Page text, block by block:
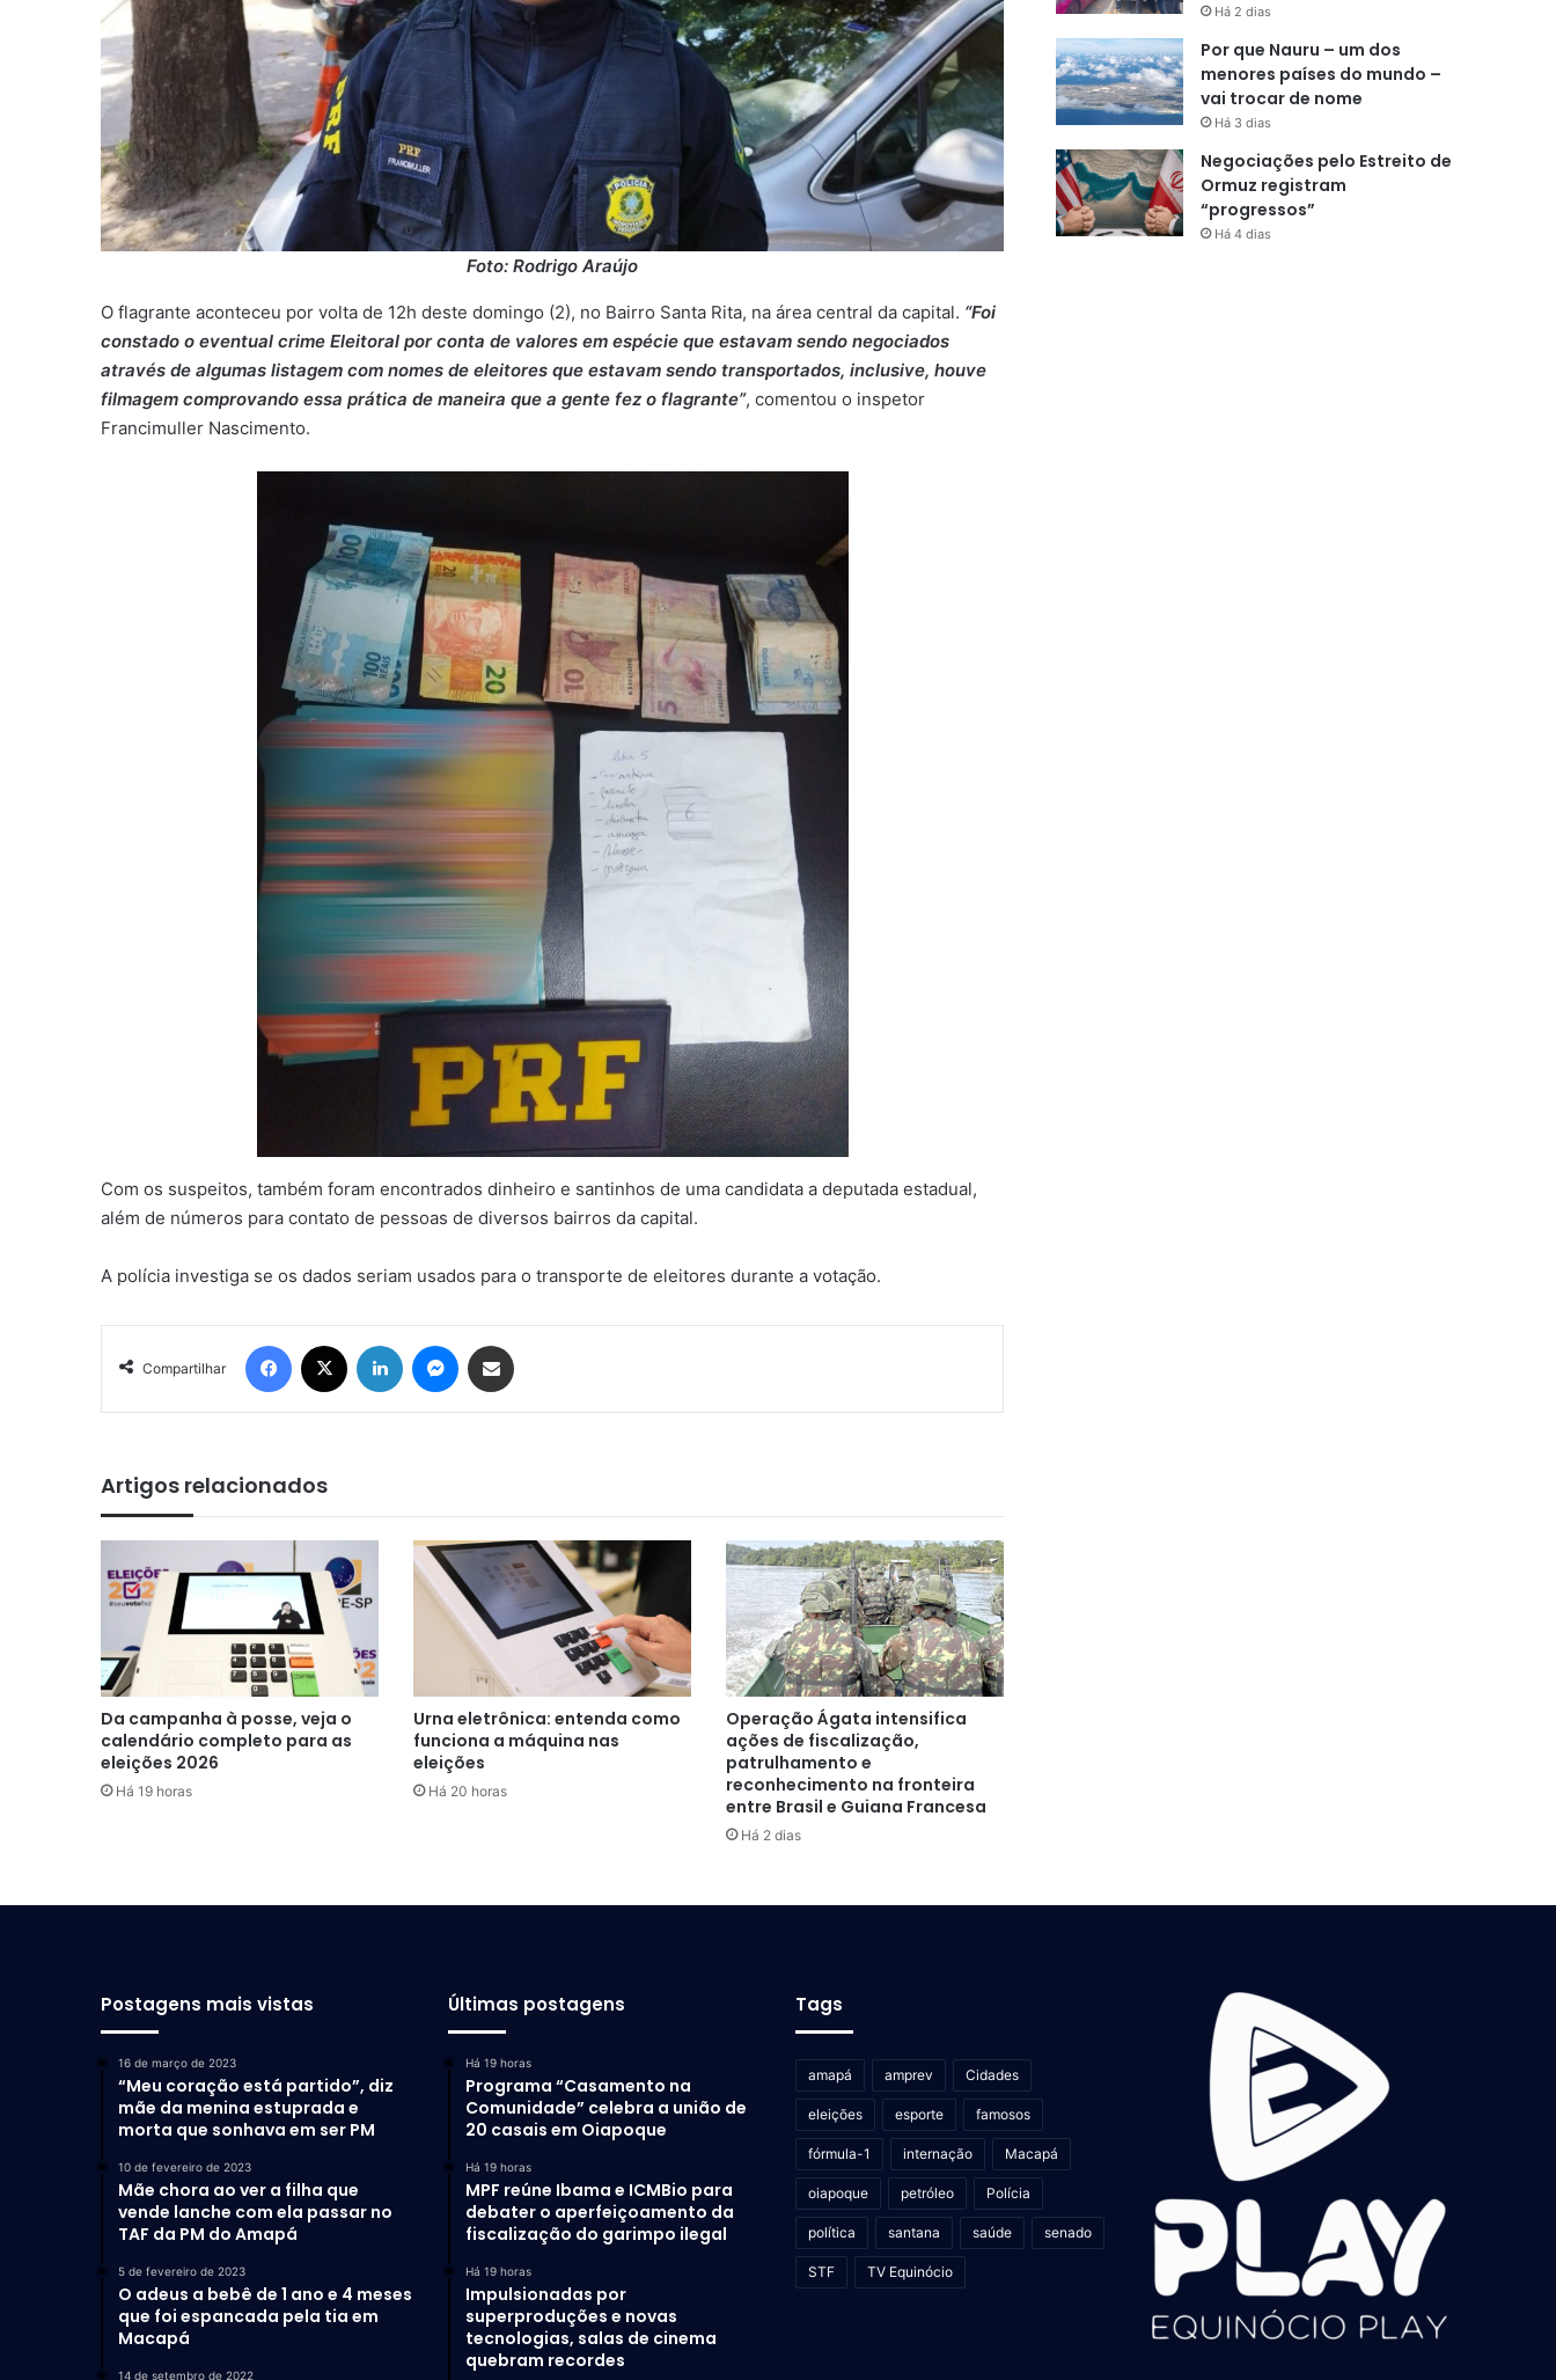
Foto: Rodrigo Araújo
O flagrante aconteceu por volta de 12h deste domingo (2), no Bairro Santa Rita, na área central da capital. “Foi
constado o eventual crime Eleitoral por conta de valores em espécie que estavam sendo negociados
através de algumas listagem com nomes de eleitores que estavam sendo transportados, inclusive, houve
filmagem comprovando essa prática de maneira que a gente fez o flagrante”, comentou o inspetor
Francimuller Nascimento.
Com os suspeitos, também foram encontrados dinheiro e santinhos de uma candidata a deputada estadual,
além de números para contato de pessoas de diversos bairros da capital.
A polícia investiga se os dados seriam usados para o transporte de eleitores durante a votação.
Compartilhar
Facebook Linkedin Messenger
Artigos relacionados
Da campanha à posse, veja o
calendário completo para as
eleições 2026
Há 19 horas
Urna eletrônica: entenda como
funciona a máquina nas
eleições
Há 20 horas
Operação Ágata intensifica
ações de fiscalização,
patrulhamento e
reconhecimento na fronteira
entre Brasil e Guiana Francesa
Há 2 dias
Há 2 dias
Por que Nauru – um dos
menores países do mundo –
vai trocar de nome
Há 3 dias
Negociações pelo Estreito de
Ormuz registram
“progressos”
Há 4 dias
Postagens mais vistas
16 de março de 2023
“Meu coração está partido”, diz
mãe da menina estuprada e
morta que sonhava em ser PM
10 de fevereiro de 2023
Mãe chora ao ver a filha que
vende lanche com ela passar no
TAF da PM do Amapá
5 de fevereiro de 2023
O adeus a bebê de 1 ano e 4 meses
que foi espancada pela tia em
Macapá
14 de setembro de 2022
Últimas postagens
Há 19 horas
Programa “Casamento na
Comunidade” celebra a união de
20 casais em Oiapoque
Há 19 horas
MPF reúne Ibama e ICMBio para
debater o aperfeiçoamento da
fiscalização do garimpo ilegal
Há 19 horas
Impulsionadas por
superproduções e novas
tecnologias, salas de cinema
quebram recordes
Tags
amapá amprev Cidades
eleições esporte famosos
fórmula-1 internação Macapá
oiapoque petróleo Polícia
política santana saúde senado
STF TV Equinócio